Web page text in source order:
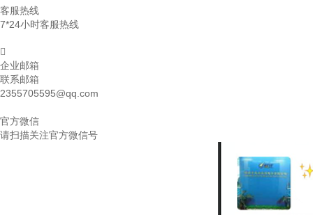
客服热线
7*24小时客服热线
企业邮箱
联系邮箱
2355705595@qq.com
官方微信
请扫描关注官方微信号